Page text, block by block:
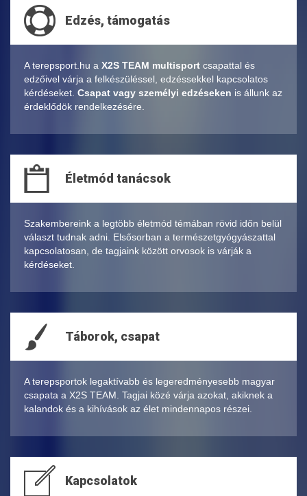
Edzés, támogatás
A terepsport.hu a X2S TEAM multisport csapattal és
edzőivel várja a felkészüléssel, edzéssekkel kapcsolatos
kérdéseket. Csapat vagy személyi edzéseken is állunk az
érdeklődök rendelkezésére.
Életmód tanácsok
Szakembereink a legtöbb életmód témában rövid időn belül
választ tudnak adni. Elsősorban a természetgyógyászattal
kapcsolatosan, de tagjaink között orvosok is várják a
kérdéseket.
Táborok, csapat
A terepsportok legaktívabb és legeredményesebb magyar
csapata a X2S TEAM. Tagjai közé várja azokat, akiknek a
kalandok és a kihívások az élet mindennapos részei.
Kapcsolatok